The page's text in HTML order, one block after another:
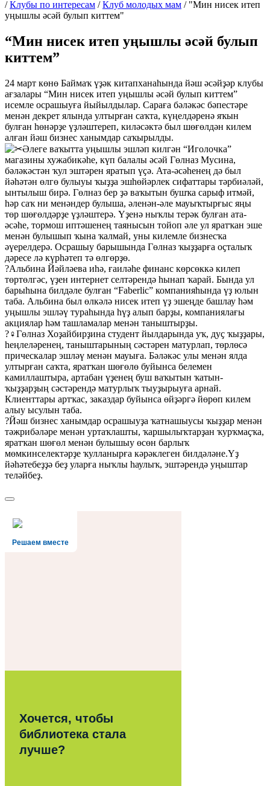
/Клубы по интересам /Клуб молодых мам / "Мин нисек итеп
уңышлы әсәй булып киттем"
“Мин нисек итеп уңышлы әсәй булып
киттем”
24 март көнө Баймаҡ үҙәк китапханаһында йәш әсәйҙәр клубы
ағзалары “Мин нисек итеп уңышлы әсәй булып киттем”
исемле осрашыуға йыйылдылар. Сараға бәләкәс бәпестәре
менән декрет ялында ултырған саҡта, күңелдәренә яҡын
булған һөнәрҙе үҙләштереп, киләсәктә был шөғөлдән килем
алған йәш бизнес ханымдар саҡырылды.
Әлеге ваҡытта уңышлы эшләп килгән “Иголочка”
магазины хужабикәһе, күп балалы әсәй Гөлназ Мусина,
бәләкәстән ҡул эштәрен яратып үҫә. Ата-әсәһенең дә был
йәһәтән өлгө булыуы ҡыҙҙа эшһөйәрлек сифаттары тәрбиәләй,
ынтылыш бирә. Гөлназ бер ҙә ваҡытын бушҡа сарыф итмәй,
һәр саҡ ни менәндер булыша, әленән-әле мауыҡтырғыс яңы
төр шөғөлдәрҙе үҙләштерә. Үҙенә ныҡлы терәк булған ата-
әсәһе, тормош иптәшенең таянысын тойоп әле ул яратҡан эше
менән булышып ҡына ҡалмай, уны килемле бизнесҡа
әүерелдерә. Осрашыу барышында Гөлназ ҡыҙҙарға оҫталыҡ
дәресе лә күрһәтеп тә өлгөрҙө.
?Альбина Йәйләева иһә, ғаиләһе финанс көрсөккә килеп
төртөлгәс, үҙен интернет селтәрендә һынап ҡарай. Бында ул
барыһына билдәле булған “Faberlic” компанияһында үҙ юлын
таба. Альбина был өлкәлә нисек итеп үҙ эшеңде башлау һәм
уңышлы эшләү тураһында һүҙ алып барҙы, компаниялағы
акциялар һәм ташламалар менән таныштырҙы.
?‍♀Гөлназ Хоҙайбирҙина студент йылдарында уҡ, дуҫ ҡыҙҙары,
һеңлеләренең, таныштарының сәстәрен матурлап, төрлөсә
прическалар эшләү менән мауыға. Бәләкәс улы менән ялда
ултырған саҡта, яратҡан шөғөлө буйынса белемен
камиллаштыра, артабан үҙенең буш ваҡытын ҡатын-
ҡыҙҙарҙың сәстәрендә матурлыҡ тыуҙырыуға арнай.
Клиенттары артҡас, заказдар буйынса өйҙәргә йөрөп килем
алыу ысулын таба.
?Йәш бизнес ханымдар осрашыуҙа ҡатнашыусы ҡыҙҙар менән
тәжрибәләре менән уртаҡлашты, ҡаршылыҡтарҙан ҡурҡмаҫҡа,
яратҡан шөғөл менән булышыу өсөн барлыҡ
мөмкинселектәрҙе ҡулланырға кәрәклеген билдәләне.Үҙ
йәһәтебеҙҙә беҙ уларға ныҡлы һаулыҡ, эштәрендә уңыштар
теләйбеҙ.
Решаем вместе
Хочется, чтобы
библиотека стала
лучше?